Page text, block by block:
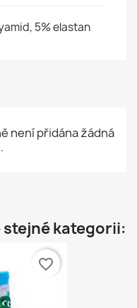
5% elastan
není přidána žádná
kategorii:
favorite_border